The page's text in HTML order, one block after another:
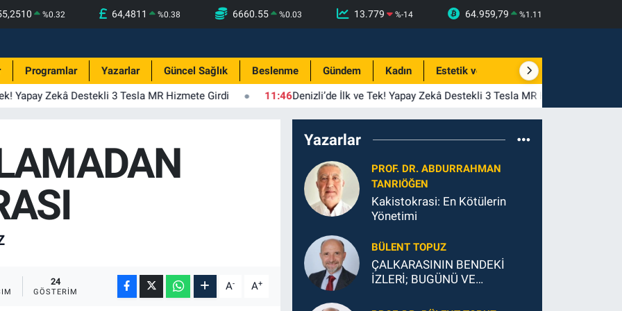
%0.32 64,4811 %0.38 6660.55 %0.03 13.779 %-14 64.959,79 %1.11
Programlar Yazarlar Güncel Sağlık Beslenme Gündem Kadın Estetik ve Güzellik
Yapay Zekâ Destekli 3 Tesla MR Hizmete Girdi 11:46Denizli’de İlk ve Tek! Yapay Zekâ Destekli 3 Tesla MR Hizmete Girdi
24
GÖSTERIM A- A+
Yazarlar
PROF. DR. ABDURRAHMAN
TANRIÖĞEN
Kakistokrasi: En Kötülerin
Yönetimi
BÜLENT TOPUZ
ÇALKARASININ BENDEKİ
İZLERİ; BUGÜNÜ VE